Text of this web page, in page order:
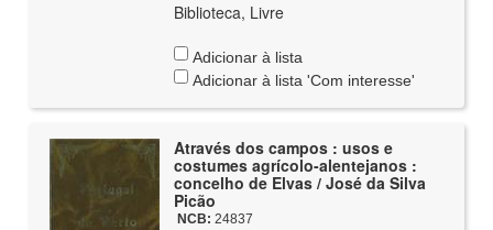
Biblioteca, Livre
Adicionar à lista
Adicionar à lista 'Com interesse'
Através dos campos : usos e
costumes agrícolo-alentejanos :
concelho de Elvas / José da Silva
Picão
NCB: 24837